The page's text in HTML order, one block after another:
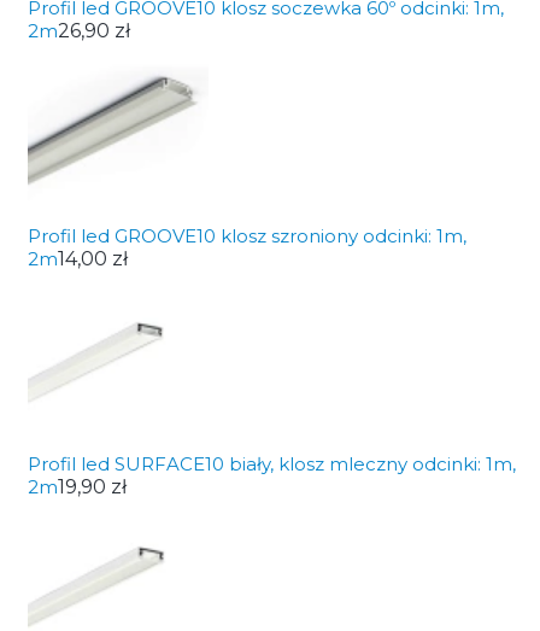
Profil led GROOVE10 klosz soczewka 60º odcinki: 1m,
2m26,90 zł
Profil led GROOVE10 klosz szroniony odcinki: 1m,
2m14,00 zł
Profil led SURFACE10 biały, klosz mleczny odcinki: 1m,
2m19,90 zł